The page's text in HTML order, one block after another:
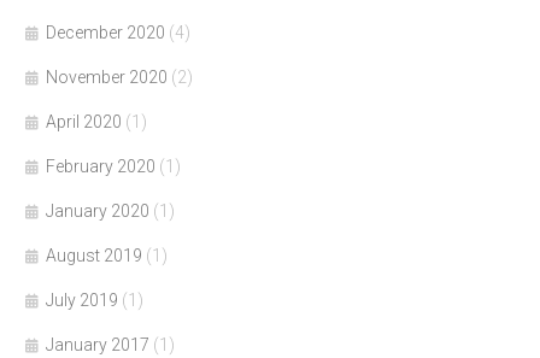
December 2020 (4)
November 2020 (2)
April 2020 (1)
February 2020 (1)
January 2020 (1)
August 2019 (1)
July 2019 (1)
January 2017 (1)